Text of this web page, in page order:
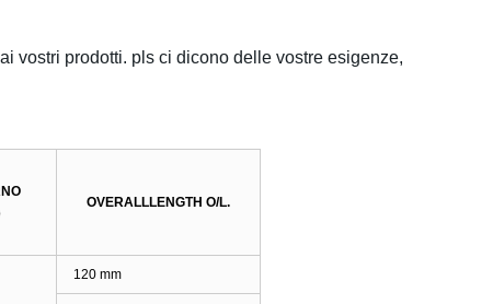
vostri prodotti. pls ci dicono delle vostre esigenze,
OVERALLLENGTH O/L.
120 mm